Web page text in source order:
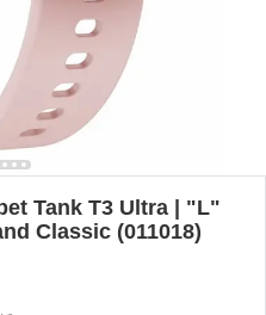
Tank T3 Ultra | "L"
Classic (011018)